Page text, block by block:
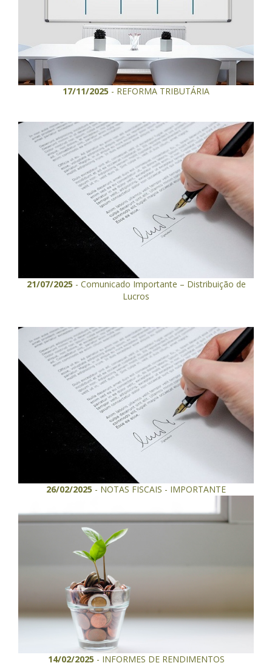
17/11/2025 - REFORMA TRIBUTÁRIA
21/07/2025 - Comunicado Importante – Distribuição de
Lucros
26/02/2025 - NOTAS FISCAIS - IMPORTANTE
14/02/2025 - INFORMES DE RENDIMENTOS